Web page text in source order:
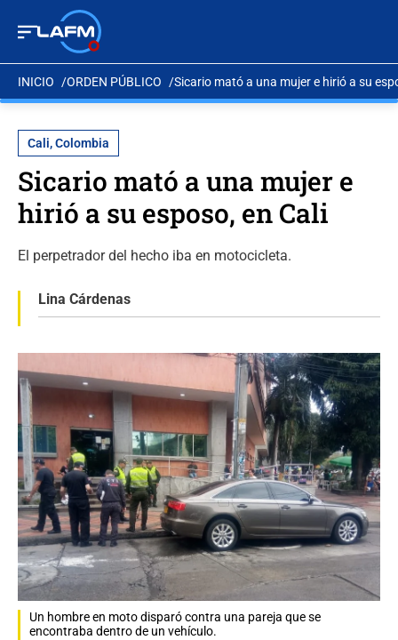
INICIO ORDEN PÚBLICO Sicario mató a una mujer e hirió a su
Cali, Colombia
Sicario mató a una mujer e
hirió a su esposo, en Cali
El perpetrador del hecho iba en motocicleta.
Lina Cárdenas
Un hombre en moto disparó contra una pareja que se
encontraba dentro de un vehículo.